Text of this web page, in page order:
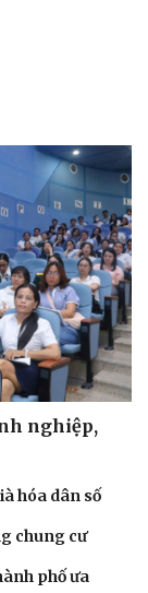
nghiệp,
hóa dân số
chung cư
phố ưa